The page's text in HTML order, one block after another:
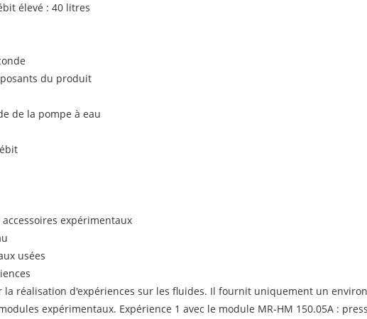
élevé : 40 litres
du produit
de la pompe à eau
expérimentaux
usées
la réalisation d'expériences sur les fluides. Il fournit uniquement un
expérimentaux. Expérience 1 avec le module MR-HM 150.05A :